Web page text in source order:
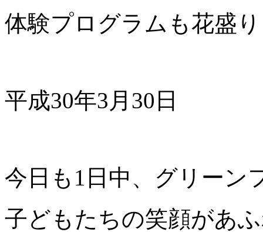
体験プログラムも花盛り
平成30年3月30
今日も1日中、グリーン
子どもたちの笑顔があ